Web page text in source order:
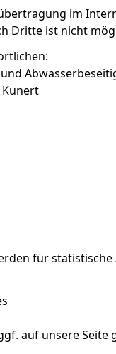
im
Dritte ist nicht
Kunert
für
auf unsere Seite